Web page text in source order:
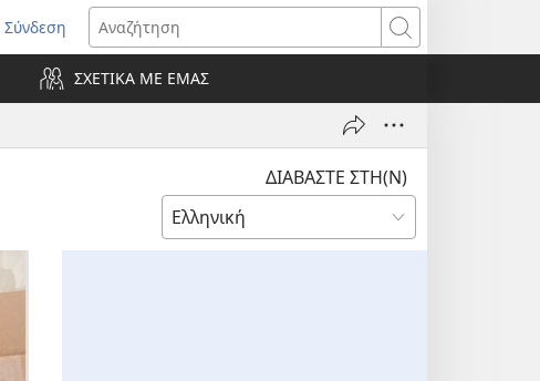
Σύνδεση
(ανοίγει
νέο
παράθυρο)
Αναζήτηση
ΣΧΕΤΙΚΑ ΜΕ ΕΜΑΣ
ΔΙΑΒΑΣΤΕ ΣΤΗ(Ν)